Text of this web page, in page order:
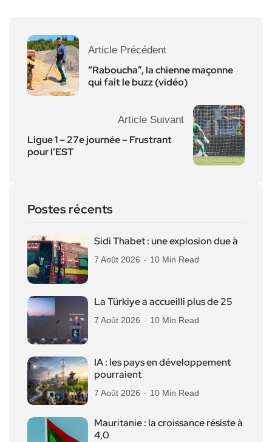
Article Précédent
“Raboucha”, la chienne maçonne
qui fait le buzz (vidéo)
Article Suivant
Ligue 1 – 27e journée – Frustrant
pour l’EST
Postes récents
Sidi Thabet : une explosion due à
7 Août 2026 10 Min Read
La Türkiye a accueilli plus de 25
7 Août 2026 10 Min Read
IA : les pays en développement
pourraient
7 Août 2026 10 Min Read
Mauritanie : la croissance résiste à
4,0